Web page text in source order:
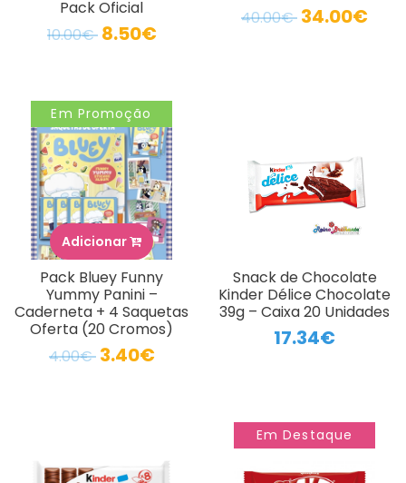
Pack Oficial
10.00€ 8.50€
40.00€ 34.00€
Em Promoção
Adicionar
Pack Bluey Funny
Yummy Panini –
Caderneta + 4 Saquetas
Oferta (20 Cromos)
4.00€ 3.40€
Snack de Chocolate
Kinder Délice Chocolate
39g – Caixa 20 Unidades
17.34€
Em Destaque